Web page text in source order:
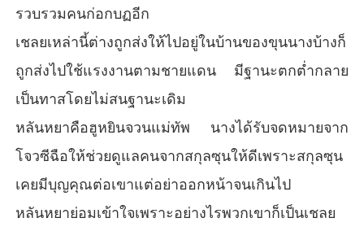
รวบรวมคนก่อกบฏอีก
เชลยเหล่านี้ต่างถูกส่งให้ไปอยู่ในบ้านของขุนนางบ้างก็
ถูกส่งไปใช้แรงงานตามชายแดน มีฐานะตกต่ำกลาย
เป็นทาสโดยไม่สนฐานะเดิม
หลันหยาคือฮูหยินจวนแม่ทัพ นางได้รับจดหมายจาก
โจวซีฉือให้ช่วยดูแลคนจากสกุลซุนให้ดีเพราะสกุลซุน
เคยมีบุญคุณต่อเขาแต่อย่าออกหน้าจนเกินไป
หลันหยาย่อมเข้าใจเพราะอย่างไรพวกเขาก็เป็นเชลย